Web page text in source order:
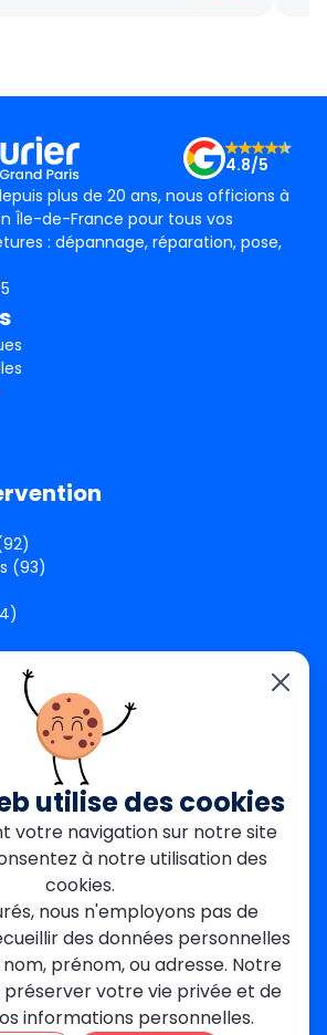
plus de 20 ans, nous officions à
Île-de-France pour tous vos
: dépannage, réparation, pose,
4.8/5
(93)
utilise des cookies
votre navigation sur notre site
à notre utilisation des
cookies.
nous n'employons pas de
des données personnelles
prénom, ou adresse. Notre
votre vie privée et de
informations personnelles.